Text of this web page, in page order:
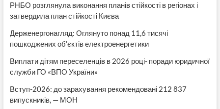
РНБО розглянула виконання планів стійкості в регіонах і
затвердила план стійкості Києва
Держенергонагляд: Оглянуто понад 11,6 тисячі
пошкоджених об’єктів електроенергетики
Виплати дітям переселенців в 2026 році- поради юридичної
служби ГО «ВПО України»
Вступ-2026: до зарахування рекомендовані 212 837
випускників, — МОН